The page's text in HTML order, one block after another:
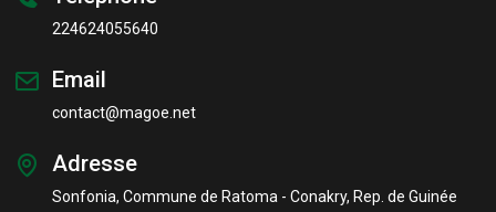
224624055640
Email
contact@magoe.net
Adresse
Sonfonia, Commune de Ratoma - Conakry, Rep. de Guinée